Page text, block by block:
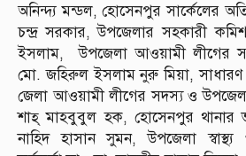
অনিন্দ্য মন্ডল, হোসেনপুর সার্কেলের
চন্দ্র সরকার, উপজেলার সহকারী
ইসলাম, উপজেলা আওয়ামী লীগের
মো. জহিরুল ইসলাম নুরু মিয়া,
জেলা আওয়ামী লীগের সদস্য ও উপজেলা
শাহ্ মাহবুবুল হক, হোসেনপুর থানার
নাহিদ হাসান সুমন, উপজেলা